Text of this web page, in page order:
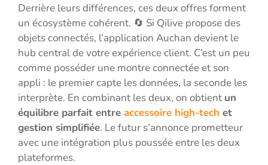
Derrière leurs différences, ces deux offres forment
un écosystème cohérent. 🔄 Si Qilive propose des
objets connectés, l’application Auchan devient le
hub central de votre expérience client. C’est un peu
comme posséder une montre connectée et son
appli : le premier capte les données, la seconde les
interprète. En combinant les deux, on obtient un
équilibre parfait entre accessoire high-tech et
gestion simplifiée. Le futur s’annonce prometteur
avec une intégration plus poussée entre les deux
plateformes.